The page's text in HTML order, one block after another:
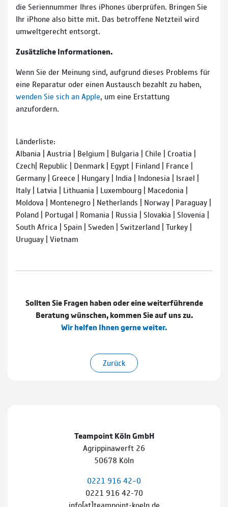
die Seriennummer Ihres iPhones überprüfen. Bringen Sie
Ihr iPhone also bitte mit. Das betroffene Netzteil wird
umweltgerecht entsorgt.
Zusätzliche Informationen.
Wenn Sie der Meinung sind, aufgrund dieses Problems für
eine Reparatur oder einen Austausch bezahlt zu haben,
wenden Sie sich an Apple, um eine Erstattung
anzufordern.
Länderliste:
Albania | Austria | Belgium | Bulgaria | Chile | Croatia |
Czech| Republic | Denmark | Egypt | Finland | France |
Germany | Greece | Hungary | India | Indonesia | Israel |
Italy | Latvia | Lithuania | Luxembourg | Macedonia |
Moldova | Montenegro | Netherlands | Norway | Paraguay |
Poland | Portugal | Romania | Russia | Slovakia | Slovenia |
South Africa | Spain | Sweden | Switzerland | Turkey |
Uruguay | Vietnam
Sollten Sie Fragen haben oder eine weiterführende
Beratung wünschen, kommen Sie auf uns zu.
Wir helfen Ihnen gerne weiter.
Zurück
Teampoint Köln GmbH
Agrippinawerft 26
50678 Köln
0221 916 42–0
0221 916 42-70
info[at]teampoint-koeln.de